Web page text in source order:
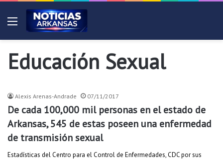
Menú
Educación Sexual
Alexis Arenas-Andrade 07/11/2017
De cada 100,000 mil personas en el estado de
Arkansas, 545 de estas poseen una enfermedad
de transmisión sexual
Estadísticas del Centro para el Control de Enfermedades, CDC por sus